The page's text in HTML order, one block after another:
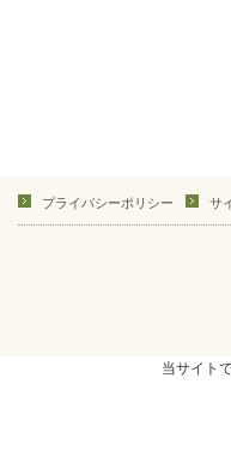
プライバシーポリシー サ
当サイト